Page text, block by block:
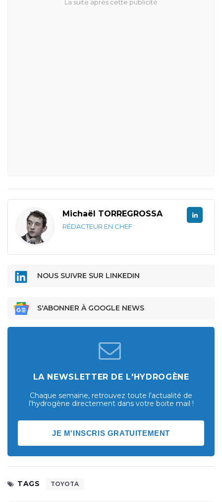
Michaël TORREGROSSA
RÉDACTEUR EN CHEF
NOUS SUIVRE SUR LINKEDIN
S'ABONNER À GOOGLE NEWS
LA NEWSLETTER DE L'HYDROGÈNE
Chaque semaine, retrouvez toute l'actualité de
l'hydrogène directement dans votre boite mail !
JE M'INSCRIS GRATUITEMENT
TAGS TOYOTA